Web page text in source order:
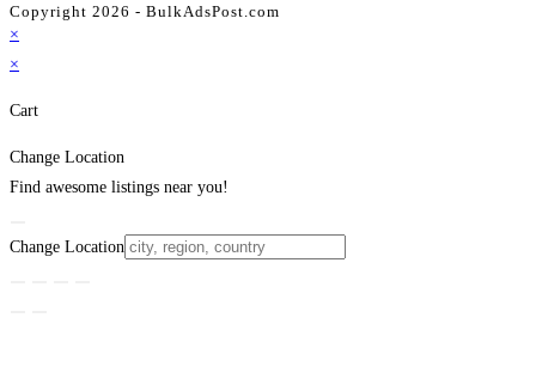
Copyright 2026 - BulkAdsPost.com
×
×
Cart
Change Location
Find awesome listings near you!
Change Location